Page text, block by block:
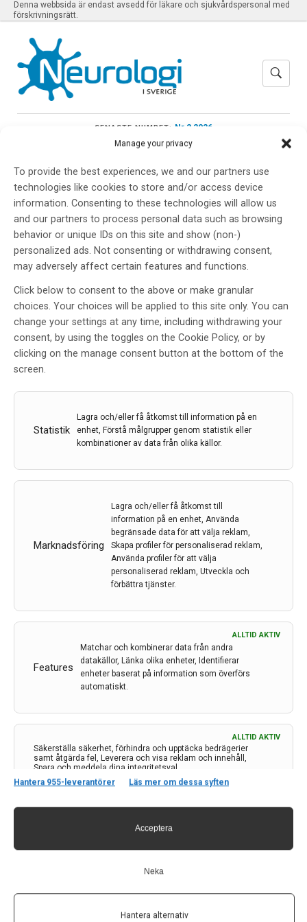
Manage your privacy
To provide the best experiences, we and our partners use
technologies like cookies to store and/or access device
information. Consenting to these technologies will allow us
and our partners to process personal data such as browsing
behavior or unique IDs on this site and show (non-)
personalized ads. Not consenting or withdrawing consent,
may adversely affect certain features and functions.
Click below to consent to the above or make granular
choices. Your choices will be applied to this site only. You can
change your settings at any time, including withdrawing your
consent, by using the toggles on the Cookie Policy, or by
clicking on the manage consent button at the bottom of the
screen.
Statistik
Lagra och/eller få åtkomst till information på en
enhet, Förstå målgrupper genom statistik eller
kombinationer av data från olika källor.
Marknadsföring
Lagra och/eller få åtkomst till
information på en enhet, Använda
begränsade data för att välja reklam,
Skapa profiler för personaliserad reklam,
Använda profiler för att välja
personaliserad reklam, Utveckla och
förbättra tjänster.
Features
ALLTID AKTIV
Matchar och kombinerar data från andra
datakällor, Länka olika enheter, Identifierar
enheter baserat på information som överförs
automatiskt.
Säkerställa säkerhet, förhindra och upptäcka bedrägerier
samt åtgärda fel, Leverera och visa reklam och innehåll,
Spara och meddela dina integritetsval.
ALLTID AKTIV
Hantera 955-leverantörer Läs mer om dessa syften
Acceptera
Neka
Hantera alternativ
Denna webbsida är endast avsedd för läkare och sjukvårdspersonal med
förskrivningsrätt.
SENASTE NUMRET: Nr 2 2026
Meny
neurotrauma
Neurotrauma 2025 – konferens
om traumatiska hjärnskador
AvNeurotrauma 2025
13 feb 2025 Etiketter:neurotrauma
Vetenskaplig konferens om traumatiska hjärnskador
hos barn, ungdomar och vuxna arrangeras i april i Aula
LÄS MER...
Kontakt
Neurologi i Sverige
c/o Forskaren Office Hub
113 68 Stockholm